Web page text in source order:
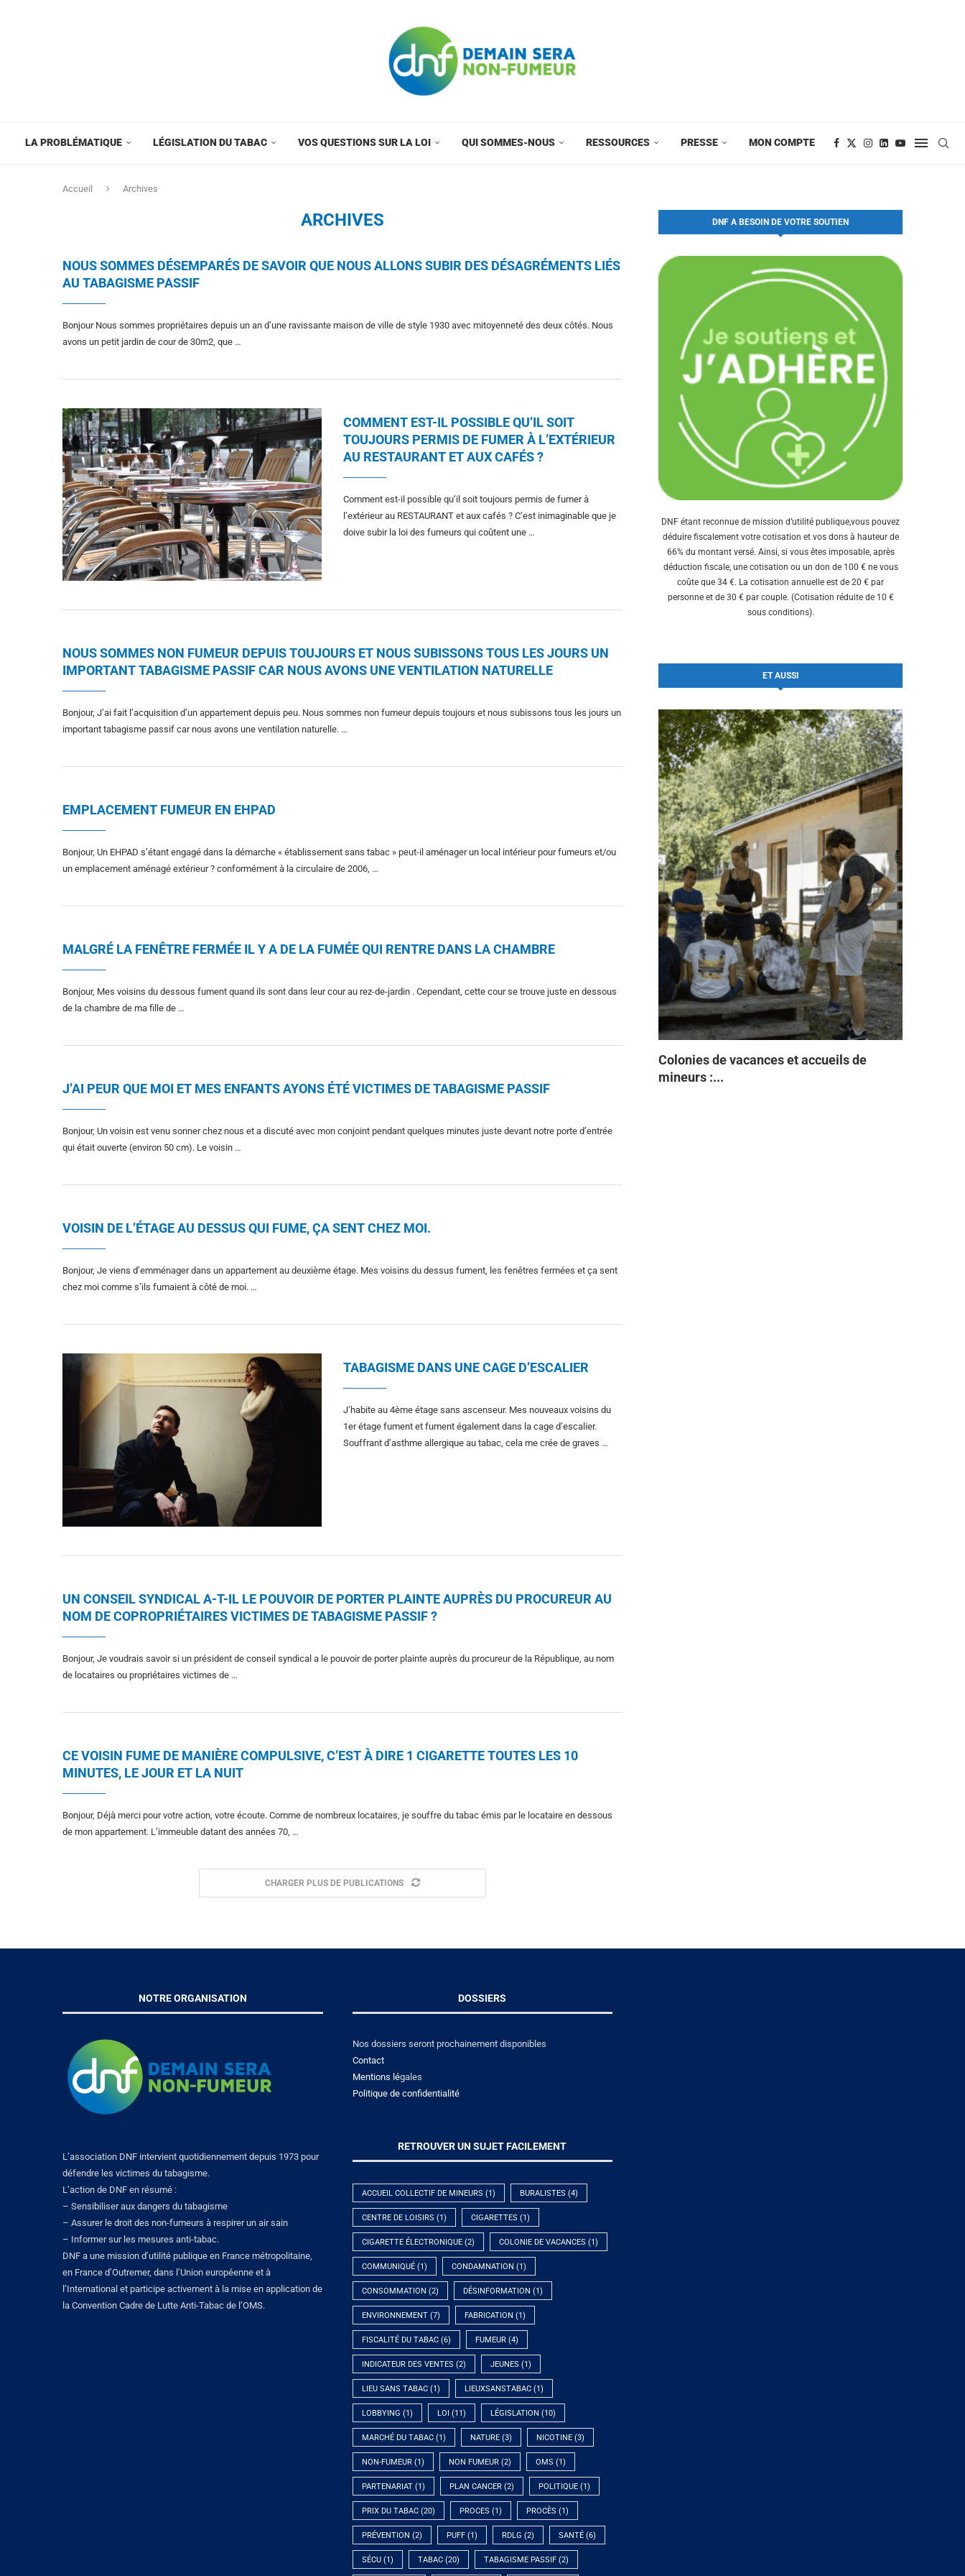
LA PROBLÉMATIQUE LÉGISLATION DU TABAC VOS QUESTIONS SUR LA LOI QUI SOMMES-NOUS RESSOURCES PRESSE MON COMPTE
Accueil Archives
ARCHIVES
NOUS SOMMES DÉSEMPARÉS DE SAVOIR QUE NOUS ALLONS SUBIR DES DÉSAGRÉMENTS LIÉS
AU TABAGISME PASSIF
Bonjour Nous sommes propriétaires depuis un an d’une ravissante maison de ville de style 1930 avec mitoyenneté des deux côtés. Nous
avons un petit jardin de cour de 30m2, que …
COMMENT EST-IL POSSIBLE QU’IL SOIT
TOUJOURS PERMIS DE FUMER À L’EXTÉRIEUR
AU RESTAURANT ET AUX CAFÉS ?
Comment est-il possible qu’il soit toujours permis de fumer à
l’extérieur au RESTAURANT et aux cafés ? C’est inimaginable que je
doive subir la loi des fumeurs qui coûtent une …
NOUS SOMMES NON FUMEUR DEPUIS TOUJOURS ET NOUS SUBISSONS TOUS LES JOURS UN
IMPORTANT TABAGISME PASSIF CAR NOUS AVONS UNE VENTILATION NATURELLE
Bonjour, J’ai fait l’acquisition d’un appartement depuis peu. Nous sommes non fumeur depuis toujours et nous subissons tous les jours un
important tabagisme passif car nous avons une ventilation naturelle. …
EMPLACEMENT FUMEUR EN EHPAD
Bonjour, Un EHPAD s’étant engagé dans la démarche « établissement sans tabac » peut-il aménager un local intérieur pour fumeurs et/ou
un emplacement aménagé extérieur ? conformément à la circulaire de 2006, …
MALGRÉ LA FENÊTRE FERMÉE IL Y A DE LA FUMÉE QUI RENTRE DANS LA CHAMBRE
Bonjour, Mes voisins du dessous fument quand ils sont dans leur cour au rez-de-jardin . Cependant, cette cour se trouve juste en dessous
de la chambre de ma fille de …
J’AI PEUR QUE MOI ET MES ENFANTS AYONS ÉTÉ VICTIMES DE TABAGISME PASSIF
Bonjour, Un voisin est venu sonner chez nous et a discuté avec mon conjoint pendant quelques minutes juste devant notre porte d’entrée
qui était ouverte (environ 50 cm). Le voisin …
VOISIN DE L’ÉTAGE AU DESSUS QUI FUME, ÇA SENT CHEZ MOI.
Bonjour, Je viens d’emménager dans un appartement au deuxième étage. Mes voisins du dessus fument, les fenêtres fermées et ça sent
chez moi comme s’ils fumaient à côté de moi. …
TABAGISME DANS UNE CAGE D’ESCALIER
J’habite au 4ème étage sans ascenseur. Mes nouveaux voisins du
1er étage fument et fument également dans la cage d’escalier.
Souffrant d’asthme allergique au tabac, cela me crée de graves …
UN CONSEIL SYNDICAL A-T-IL LE POUVOIR DE PORTER PLAINTE AUPRÈS DU PROCUREUR AU
NOM DE COPROPRIÉTAIRES VICTIMES DE TABAGISME PASSIF ?
Bonjour, Je voudrais savoir si un président de conseil syndical a le pouvoir de porter plainte auprès du procureur de la République, au nom
de locataires ou propriétaires victimes de …
CE VOISIN FUME DE MANIÈRE COMPULSIVE, C’EST À DIRE 1 CIGARETTE TOUTES LES 10
MINUTES, LE JOUR ET LA NUIT
Bonjour, Déjà merci pour votre action, votre écoute. Comme de nombreux locataires, je souffre du tabac émis par le locataire en dessous
de mon appartement. L’immeuble datant des années 70, …
CHARGER PLUS DE PUBLICATIONS
DNF A BESOIN DE VOTRE SOUTIEN
DNF étant reconnue de mission d’utilité publique,vous pouvez
déduire fiscalement votre cotisation et vos dons à hauteur de
66% du montant versé. Ainsi, si vous êtes imposable, après
déduction fiscale, une cotisation ou un don de 100 € ne vous
coûte que 34 €. La cotisation annuelle est de 20 € par
personne et de 30 € par couple. (Cotisation réduite de 10 €
sous conditions).
ET AUSSI
Colonies de vacances et accueils de
mineurs :...
NOTRE ORGANISATION
L’association DNF intervient quotidiennement depuis 1973 pour
défendre les victimes du tabagisme.
L’action de DNF en résumé :
– Sensibiliser aux dangers du tabagisme
– Assurer le droit des non-fumeurs à respirer un air sain
– Informer sur les mesures anti-tabac.
DNF a une mission d’utilité publique en France métropolitaine,
en France d’Outremer, dans l’Union européenne et à
l’International et participe activement à la mise en application de
la Convention Cadre de Lutte Anti-Tabac de l’OMS.
DOSSIERS
Nos dossiers seront prochainement disponibles
Contact
Mentions légales
Politique de confidentialité
RETROUVER UN SUJET FACILEMENT
ACCUEIL COLLECTIF DE MINEURS (1) BURALISTES (4)
CENTRE DE LOISIRS (1) CIGARETTES (1)
CIGARETTE ÉLECTRONIQUE(2) COLONIE DE VACANCES (1)
COMMUNIQUÉ(1) CONDAMNATION (1)
CONSOMMATION (2) DÉSINFORMATION (1)
ENVIRONNEMENT(7) FABRICATION (1)
FISCALITÉ DU TABAC(6) FUMEUR(4)
INDICATEUR DES VENTES (2) JEUNES (1)
LIEU SANS TABAC(1) LIEUXSANSTABAC(1)
LOBBYING (1) LOI (11) LÉGISLATION (10)
MARCHÉ DU TABAC(1) NATURE(3) NICOTINE(3)
NON-FUMEUR(1) NON FUMEUR(2) OMS (1)
PARTENARIAT(1) PLAN CANCER(2) POLITIQUE(1)
PRIX DU TABAC(20) PROCES (1) PROCÈS (1)
PRÉVENTION (2) PUFF(1) RDLG (2) SANTÉ(6)
SÉCU(1) TABAC(20) TABAGISME PASSIF(2)